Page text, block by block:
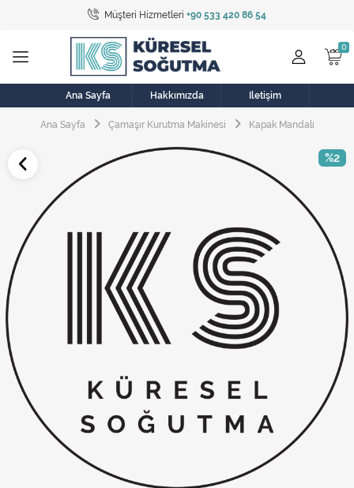
Müşteri Hizmetleri +90 533 420 86 54
Tüm Kategoriler
Bulaşık Makinesi
Buzdolabı
Çamaşır Kurutma Makinesi
Elektrikli Aksamlar
Elektrikli Süpürge
Fan
Fırın, Ocak ve Aspiratör
Klima
Kombi
Ana Sayfa Hakkımızda İletişim
Ana Sayfa Çamaşır Kurutma Makinesi Kapak Mandalı
%2